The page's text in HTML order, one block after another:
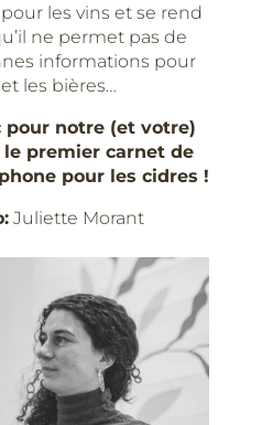
les vins et se rend
ne permet pas de
informations pour
les bières…
pour notre (et votre)
premier carnet de
pour les cidres !
Juliette Morant